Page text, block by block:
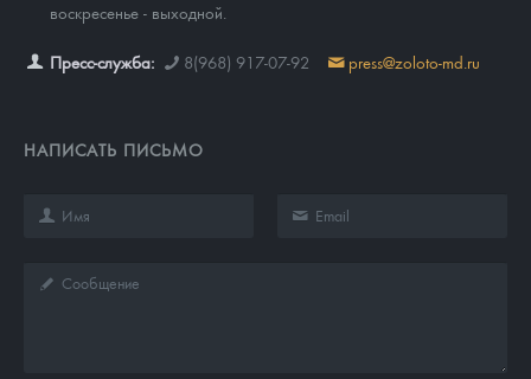
воскресенье - выходной.
Пресс-служба: 8(968) 917-07-92 press@zoloto-md.ru
НАПИСАТЬ ПИСЬМО